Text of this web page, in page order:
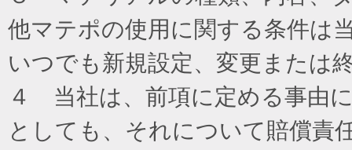
他マテポの使用に関する条件は
いつでも新規設定、変更または
４ 当社は、前項に定める事由
としても、それについて賠償責